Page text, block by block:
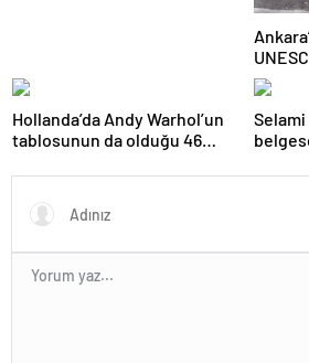
sayısı
Hollanda’da Andy Warhol’un
tablosunun da olduğu 46
Selami